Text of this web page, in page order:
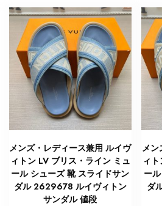
メンズ・レディース兼用 ルイヴ
ィトン LV ブリス・ライン ミュ
ール シューズ 靴 スライドサン
ダル 2629678 ルイヴィトン
サンダル 値段
メン
ィ
ー
ダ